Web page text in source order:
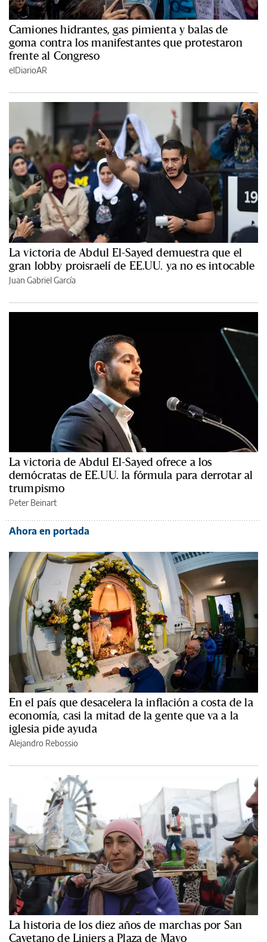
Camiones hidrantes, gas pimienta y balas de
goma contra los manifestantes que protestaron
frente al Congreso
elDiarioAR
La victoria de Abdul El-Sayed demuestra que el
gran lobby proisraelí de EE.UU. ya no es intocable
Juan Gabriel García
La victoria de Abdul El-Sayed ofrece a los
demócratas de EE.UU. la fórmula para derrotar al
trumpismo
Peter Beinart
Ahora en portada
En el país que desacelera la inflación a costa de la
economía, casi la mitad de la gente que va a la
iglesia pide ayuda
Alejandro Rebossio
La historia de los diez años de marchas por San
Cayetano de Liniers a Plaza de Mayo